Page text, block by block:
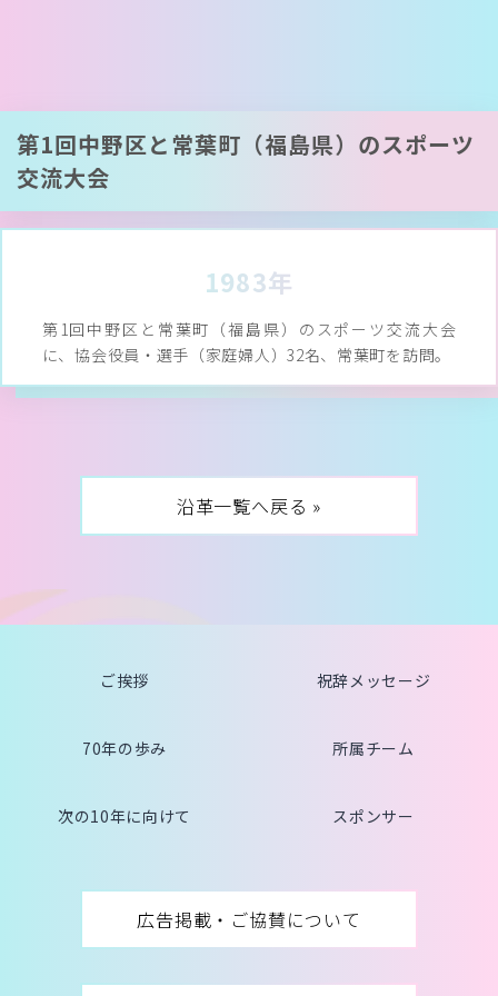
第1回中野区と常葉町（福島県）のスポーツ
交流大会
1983年
第1回中野区と常葉町（福島県）のスポーツ交流大会
に、協会役員・選手（家庭婦人）32名、常葉町を訪問。
沿革一覧へ戻る »
ご挨拶 祝辞メッセージ
70年の歩み 所属チーム
次の10年に向けて スポンサー
広告掲載・ご協賛について